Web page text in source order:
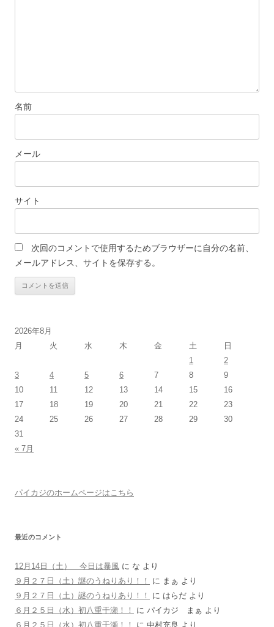
名前
メール
サイト
次回のコメントで使用するためブラウザーに自分の名前、
メールアドレス、サイトを保存する。
2026年8月
月
火 水 木 金 土
日
1
2
3
4 5 6 7 8
9
10
11 12 13 14 15
16
17
18 19 20 21 22
23
24
25 26 27 28 29
30
31
« 7月
パイカジのホームページはこちら
最近のコメント
12月14日（土） 今日は暴風 に な より
９月２７日（土）謎のうねりあり！！
に まぁ より
９月２７日（土）謎のうねりあり！！
に はらだ より
６月２５日（水）初八重干瀬！！
に パイカジ まぁ より
６月２５日（水）初八重干瀬！！
に 中村充良 より